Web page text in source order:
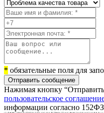
* обязательные поля для
Отправить сообщение
Нажимая кнопку
пользовательское
информации согласно 152ФЗ